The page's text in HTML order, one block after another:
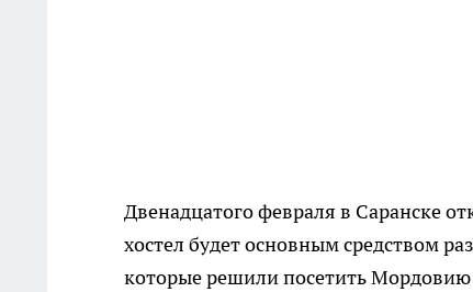
Двенадцатого февраля в Саранске
хостел будет основным средством
которые решили посетить Мордовию